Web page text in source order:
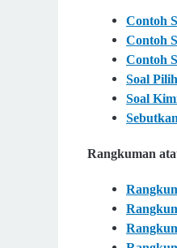
Contoh
Contoh
Contoh
Soal
Soal
Rangkuman